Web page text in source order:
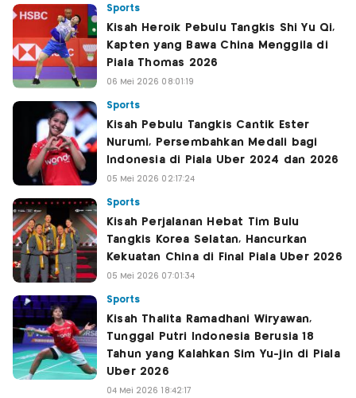
Sports
Kisah Heroik Pebulu Tangkis Shi Yu Qi,
Kapten yang Bawa China Menggila di
Piala Thomas 2026
06 Mei 2026 08:01:19
Sports
Kisah Pebulu Tangkis Cantik Ester
Nurumi, Persembahkan Medali bagi
Indonesia di Piala Uber 2024 dan 2026
05 Mei 2026 02:17:24
Sports
Kisah Perjalanan Hebat Tim Bulu
Tangkis Korea Selatan, Hancurkan
Kekuatan China di Final Piala Uber 2026
05 Mei 2026 07:01:34
Sports
Kisah Thalita Ramadhani Wiryawan,
Tunggal Putri Indonesia Berusia 18
Tahun yang Kalahkan Sim Yu-jin di Piala
Uber 2026
04 Mei 2026 18:42:17